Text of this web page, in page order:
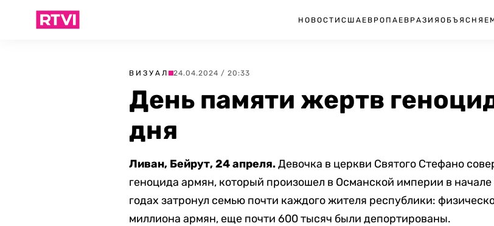
НОВОСТИ США ЕВРОПА ЕВРАЗИЯ
ВИЗУАЛ 24.04.2024 / 20:33
День памяти жертв
дня
Ливан, Бейрут, 24 апреля.Девочка в церкви Святого Стефано
геноцида армян, который произошел в Османской империи в начале
годах затронул семью почти каждого жителя республики:
миллиона армян, еще почти 600 тысяч были депортированы.